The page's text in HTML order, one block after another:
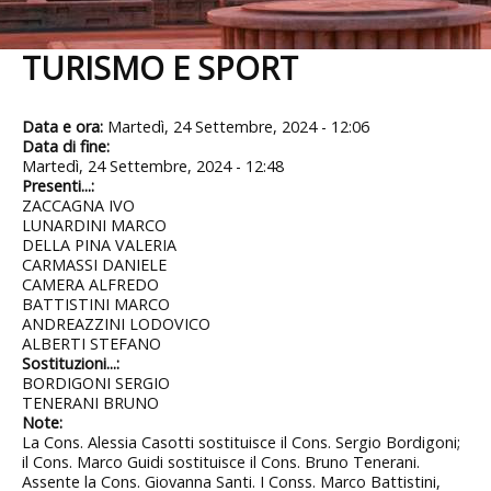
TURISMO E SPORT
Data e ora: Martedì, 24 Settembre, 2024 - 12:06
Data di fine:
Martedì, 24 Settembre, 2024 - 12:48
Presenti...:
ZACCAGNA IVO
LUNARDINI MARCO
DELLA PINA VALERIA
CARMASSI DANIELE
CAMERA ALFREDO
BATTISTINI MARCO
ANDREAZZINI LODOVICO
ALBERTI STEFANO
Sostituzioni...:
BORDIGONI SERGIO
TENERANI BRUNO
Note:
La Cons. Alessia Casotti sostituisce il Cons. Sergio Bordigoni;
il Cons. Marco Guidi sostituisce il Cons. Bruno Tenerani.
Assente la Cons. Giovanna Santi. I Conss. Marco Battistini,